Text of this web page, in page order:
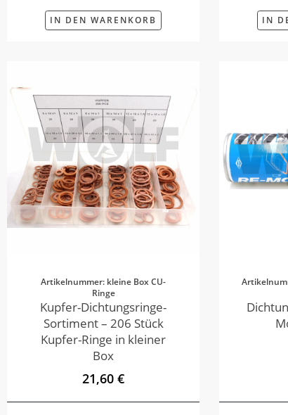
IN DEN WARENKORB IN
Artikelnummer: kleine Box CU-
Ringe
Kupfer-Dichtungsringe-
Sortiment – 206 Stück
Kupfer-Ringe in kleiner
Box
21,60 €